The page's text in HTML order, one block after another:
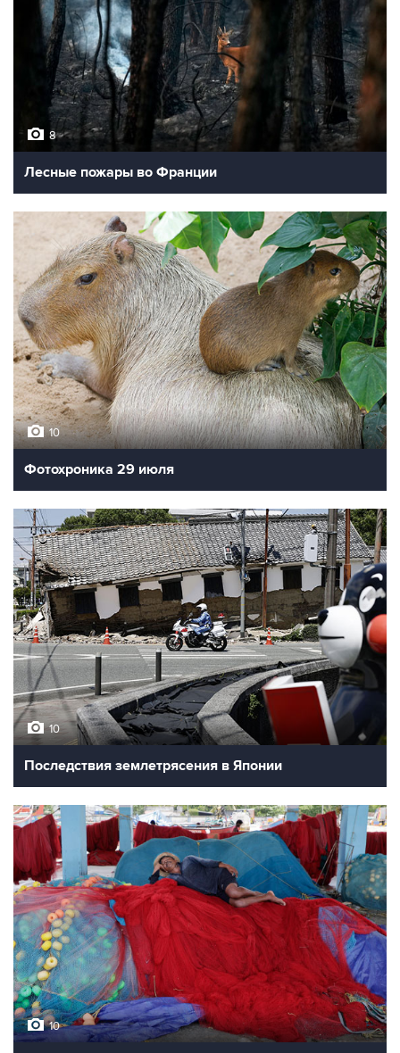
8
Лесные пожары во Франции
10
Фотохроника 29 июля
10
Последствия землетрясения в Японии
10